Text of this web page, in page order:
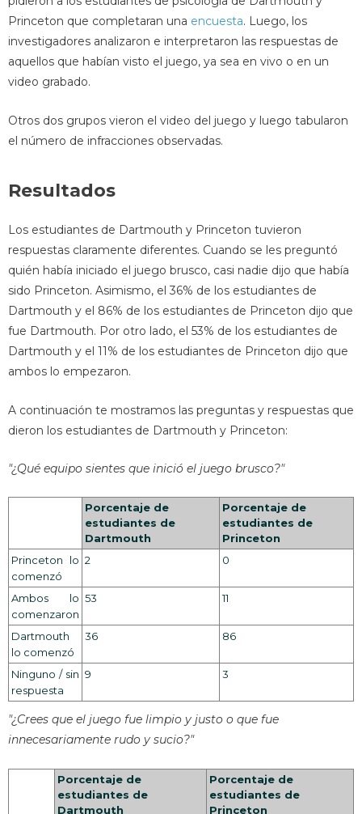
Princeton que completaran una encuesta. Luego, los
investigadores analizaron e interpretaron las respuestas de
aquellos que habían visto el juego, ya sea en vivo o en un
video grabado.
Otros dos grupos vieron el video del juego y luego tabularon
el número de infracciones observadas.
Resultados
Los estudiantes de Dartmouth y Princeton tuvieron
respuestas claramente diferentes. Cuando se les preguntó
quién había iniciado el juego brusco, casi nadie dijo que había
sido Princeton. Asimismo, el 36% de los estudiantes de
Dartmouth y el 86% de los estudiantes de Princeton dijo que
fue Dartmouth. Por otro lado, el 53% de los estudiantes de
Dartmouth y el 11% de los estudiantes de Princeton dijo que
ambos lo empezaron.
A continuación te mostramos las preguntas y respuestas que
dieron los estudiantes de Dartmouth y Princeton:
"¿Qué equipo sientes que inició el juego brusco?"
Porcentaje de
estudiantes de
Dartmouth
Porcentaje de
estudiantes de
Princeton
Princeton lo
comenzó
2 0
Ambos lo
comenzaron
53 11
Dartmouth
lo comenzó
36 86
Ninguno / sin
respuesta
9 3
"¿Crees que el juego fue limpio y justo o que fue
innecesariamente rudo y sucio?"
Porcentaje de
estudiantes de
Dartmouth
Porcentaje de
estudiantes de
Princeton